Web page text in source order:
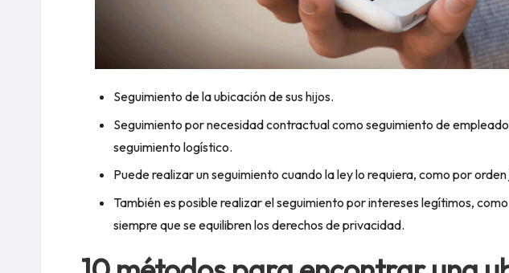
Seguimiento de la ubicación de sus hijos.
Seguimiento por necesidad contractual como seguimiento de
seguimiento logístico.
Puede realizar un seguimiento cuando la ley lo requiera, como por
También es posible realizar el seguimiento por intereses legítimos,
siempre que se equilibren los derechos de privacidad.